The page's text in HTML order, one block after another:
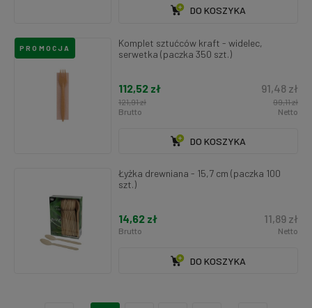
DO KOSZYKA
Komplet sztućców kraft - widelec,
serwetka (paczka 350 szt.)
112,52 zł
121,91 zł
Brutto
91,48 zł
99,11 zł
Netto
DO KOSZYKA
PROMOCJA
Łyżka drewniana - 15,7 cm (paczka 100
szt.)
14,62 zł
Brutto
11,89 zł
Netto
DO KOSZYKA